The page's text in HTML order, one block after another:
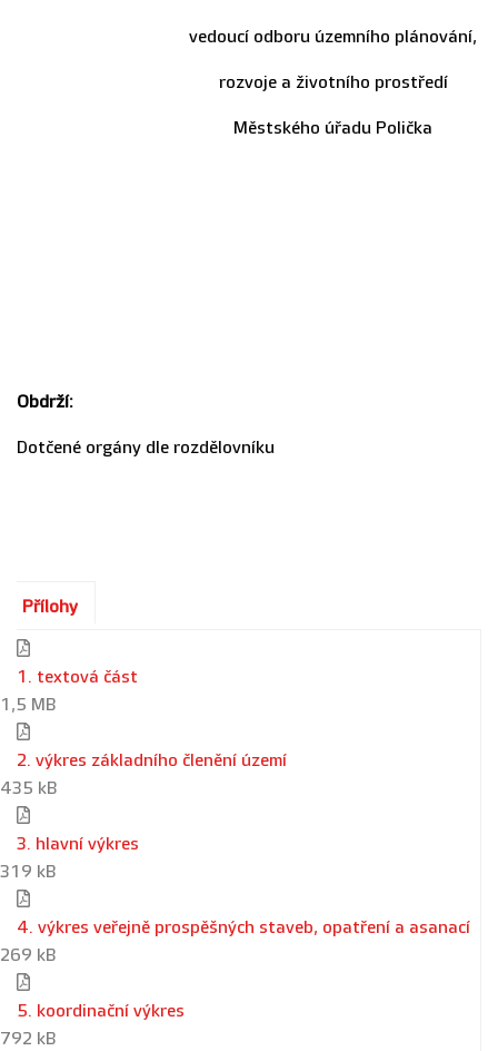
vedoucí odboru územního plánování,
rozvoje a životního prostředí
Městského úřadu Polička
Obdrží:
Dotčené orgány dle rozdělovníku
Přílohy
1. textová část
1,5 MB
2. výkres základního členění území
435 kB
3. hlavní výkres
319 kB
4. výkres veřejně prospěšných staveb, opatření a asanací
269 kB
5. koordinační výkres
792 kB